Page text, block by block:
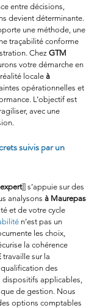
entre décisions,
devient déterminante.
une méthode, une
traçabilité conforme
Chez GTM
votre démarche en
locale à
opérationnelles et
L’objectif est
avec une
suivis par un
]] s’appuie sur des
analysons à Maurepas
et de votre cycle
n’est pas un
les choix,
la cohérence
travaille sur la
des
dispositifs applicables,
de gestion. Nous
options comptables